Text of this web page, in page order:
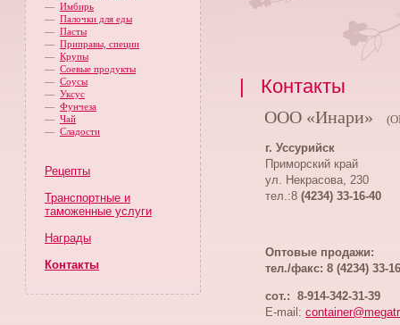
— Имбирь
— Палочки для еды
— Пасты
— Приправы, специи
— Крупы
— Соевые продукты
— Соусы
— Уксус
— Фунчеза
— Чай
— Сладости
Рецепты
Транспортные и
таможенные услуги
Награды
Контакты
| Контакты
ООО «Инари»
г. Уссурийск
Приморский край
ул. Некрасова, 230
тел.:8 (4234) 33-16-40
Оптовые продажи:
тел./факс: 8 (4234) 33-
сот.: 8-914-342-31-39
E-mail: